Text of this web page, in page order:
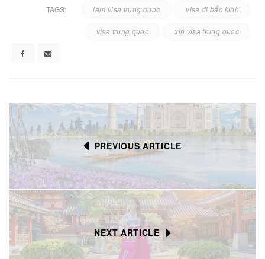
TAGS: lam visa trung quoc visa đi bắc kinh
visa trung quoc xin visa trung quoc
PREVIOUS ARTICLE
NEXT ARTICLE